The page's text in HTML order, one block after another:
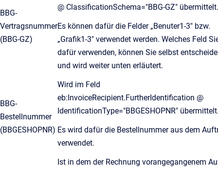
BBG-
Vertragsnummer
(BBG-GZ)
@ ClassificationSchema="BBG-GZ" übermittelt.
Es können dafür die Felder „Benuter1-3" bzw.
„Grafik1-3" verwendet werden. Welches Feld
dafür verwenden, können Sie selbst
und wird weiter unten erläutert.
BBG-
Bestellnummer
(BBGESHOPNR)
Wird im Feld
eb:InvoiceRecipient.FurtherIdentification @
IdentificationType="BBGESHOPNR"
Es wird dafür die Bestellnummer aus dem
verwendet.
Ist in dem der Rechnung vorangegangenem